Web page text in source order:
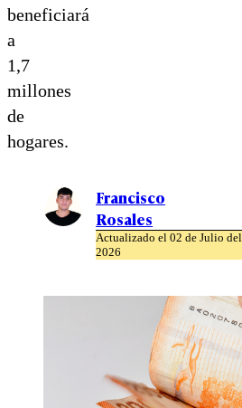
beneficiará
a
1,7
millones
de
hogares.
Francisco
Rosales
Actualizado el 02 de Julio del
2026